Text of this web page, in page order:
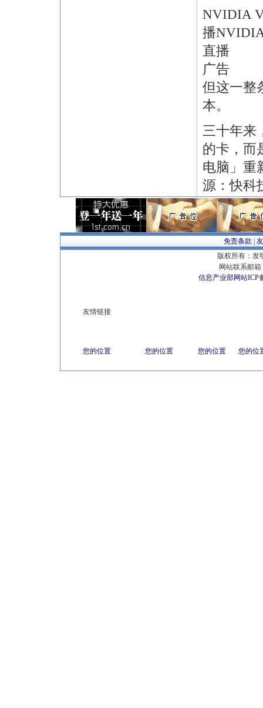
NVIDIA
播
直播
广告
但这一整
本。
三十年来
的卡，而
电脑」重
源：快科
免责条款
版权所有：发
网站联系邮箱
信息产业部网站ICP
友情链接
您的位置 您的位置 您的位置 您的位